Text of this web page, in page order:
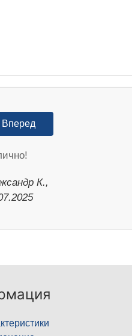
Вперед
К.,